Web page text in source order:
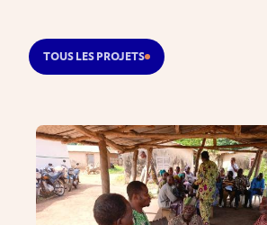
TOUS LES PROJETS